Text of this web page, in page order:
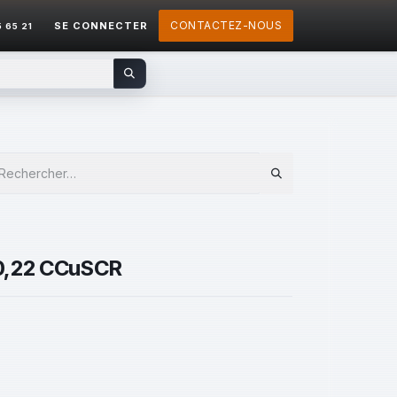
65 21 SE CONNECTER CONTACTEZ-NOUS
CCuSCR